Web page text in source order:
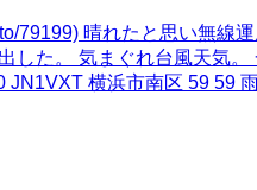
79199) 晴れたと思い無線
した。 気まぐれ台風天気。
JN1VXT 横浜市南区 59 59 雨